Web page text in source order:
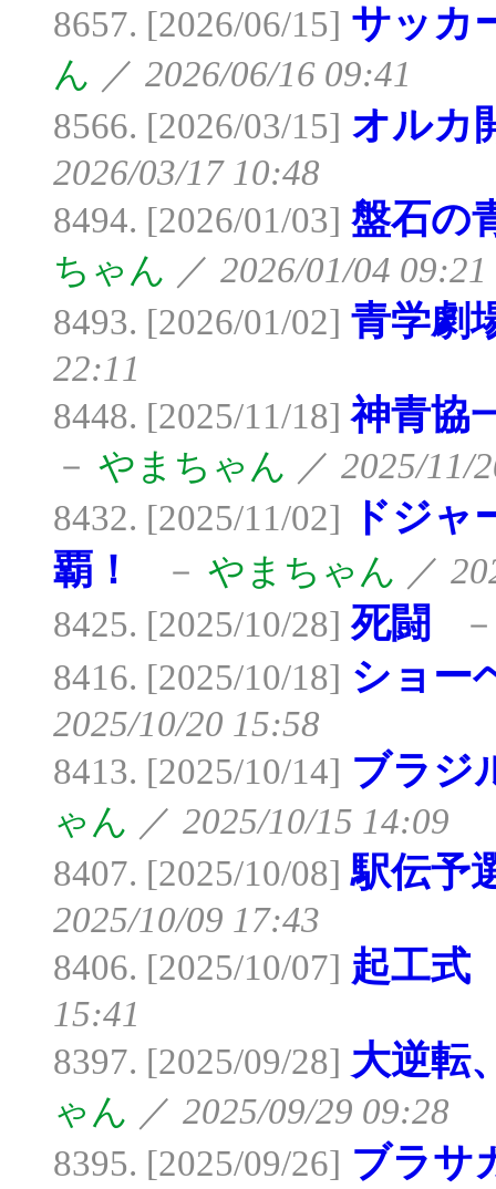
8657. [2026/06/15] サッカ
ん ／ 2026/06/16 09:41
8566. [2026/03/15] オルカ
2026/03/17 10:48
8494. [2026/01/03] 盤石の
ちゃん ／ 2026/01/04 09:21
8493. [2026/01/02] 青学劇
22:11
8448. [2025/11/18] 神青協
－ やまちゃん ／ 2025/11/
8432. [2025/11/02]
ドジ
覇！
－ やまちゃん ／
8425. [2025/10/28] 死闘
8416. [2025/10/18] ショー
2025/10/20 15:58
8413. [2025/10/14] ブラジ
ゃん ／ 2025/10/15 14:09
8407. [2025/10/08] 駅伝予
2025/10/09 17:43
8406. [2025/10/07] 起工式
15:41
8397. [2025/09/28] 大逆転
ゃん ／ 2025/09/29 09:28
8395. [2025/09/26] ブラサ